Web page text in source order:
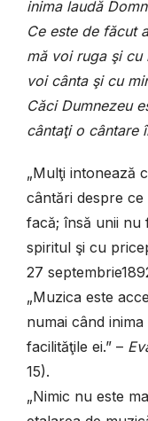
inima laudă
Ce este de făcut
mă voi ruga şi cu
voi cânta şi cu
Căci Dumnezeu
cântaţi o cântare
„Mulţi intonează
cântări despre
facă; însă unii nu
spiritul şi cu
27
„Muzica este
numai când
facilităţile ei.” –
15).
„Nimic nu este